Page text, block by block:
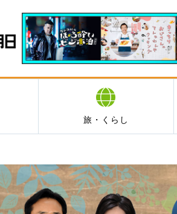
BS朝日
旅・くらし